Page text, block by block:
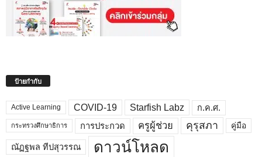
ป้ายกำกับ
Active Learning COVID-19 Starfish Labz ก.ค.ศ.
กระทรวงศึกษาธิการ การประกวด ครูผู้ช่วย คุรุสภา คู่มือ
ณัฏฐพล ทีปสุวรรณ ดาวน์โหลด